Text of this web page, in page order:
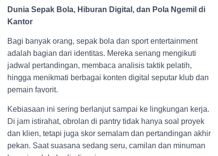
Dunia Sepak Bola, Hiburan Digital, dan Pola Ngemil di
Kantor
Bagi banyak orang, sepak bola dan sport entertainment
adalah bagian dari identitas. Mereka senang mengikuti
jadwal pertandingan, membaca analisis taktik pelatih,
hingga menikmati berbagai konten digital seputar klub dan
pemain favorit.
Kebiasaan ini sering berlanjut sampai ke lingkungan kerja.
Di jam istirahat, obrolan di pantry tidak hanya soal proyek
dan klien, tetapi juga skor semalam dan pertandingan akhir
pekan. Saat suasana sedang seru, camilan dan minuman